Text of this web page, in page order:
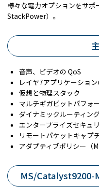
様々な電力オプションをサポ
StackPower）。
音声、ビデオの QoS
レイヤ7アプリケーショ
仮想と物理スタック
マルチギガビットパフォ
ダイナミックルーティン
エンタープライズセキュ
リモートパケットキャプ
アダプティブポリシー（
MS/Catalyst9200-